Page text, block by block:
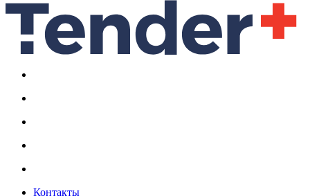
Контакты